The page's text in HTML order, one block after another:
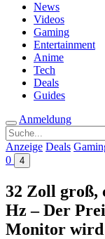
News
Videos
Gaming
Entertainment
Anime
Tech
Deals
Guides
Anmeldung
Suche
nach:
Anzeige Deals
0
4
32 Zoll groß,
Hz – Der
Monitor wird